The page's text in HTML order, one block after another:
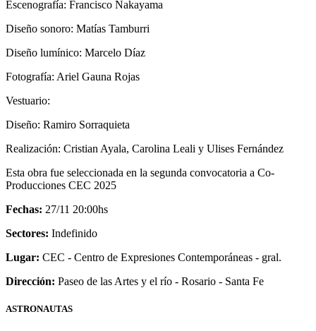
Escenografía: Francisco Nakayama
Diseño sonoro: Matías Tamburri
Diseño lumínico: Marcelo Díaz
Fotografía: Ariel Gauna Rojas
Vestuario:
Diseño: Ramiro Sorraquieta
Realización: Cristian Ayala, Carolina Leali y Ulises Fernández
Esta obra fue seleccionada en la segunda convocatoria a Co-
Producciones CEC 2025
Fechas: 27/11 20:00hs
Sectores: Indefinido
Lugar: CEC - Centro de Expresiones Contemporáneas - gral.
Dirección: Paseo de las Artes y el río - Rosario - Santa Fe
ASTRONAUTAS